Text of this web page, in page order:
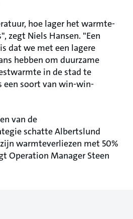
hoe lager het warmte-
zegt Niels Hansen. "Een
dat we met een lagere
hebben om duurzame
in de stad te
een soort van win-win-
van de
schatte Albertslund
warmteverliezen met 50%
Operation Manager Steen